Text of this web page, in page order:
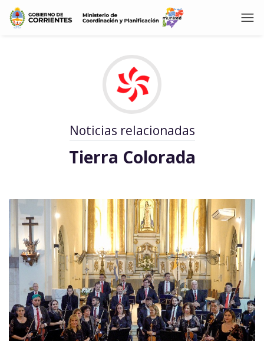
Noticias relacionadas
Tierra Colorada